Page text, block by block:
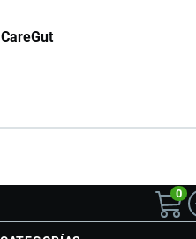
CareGut
0